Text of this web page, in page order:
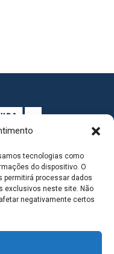
tecnologias como
do dispositivo. O
processar dados
exclusivos neste site. Não
negativamente certos